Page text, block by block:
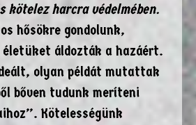
kötelez harcra védelmében.
hősökre gondolunk,
áldozták a hazáért.
olyan példát mutattak
bőven tudunk meríteni
Kötelességünk